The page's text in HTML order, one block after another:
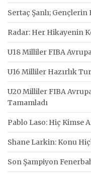
Sertaç Şanlı; Gençlerin
Radar: Her Hikayenin
U18 Milliler FIBA
U16 Milliler Hazırlık
U20 Milliler FIBA Avrupa
Tamamladı
Pablo Laso: Hiç Kimse
Shane Larkin: Konu
Son Şampiyon